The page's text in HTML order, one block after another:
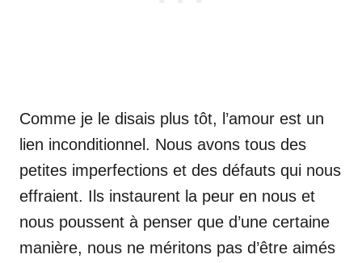
Comme je le disais plus tôt, l’amour est un
lien inconditionnel. Nous avons tous des
petites imperfections et des défauts qui nous
effraient. Ils instaurent la peur en nous et
nous poussent à penser que d’une certaine
manière, nous ne méritons pas d’être aimés